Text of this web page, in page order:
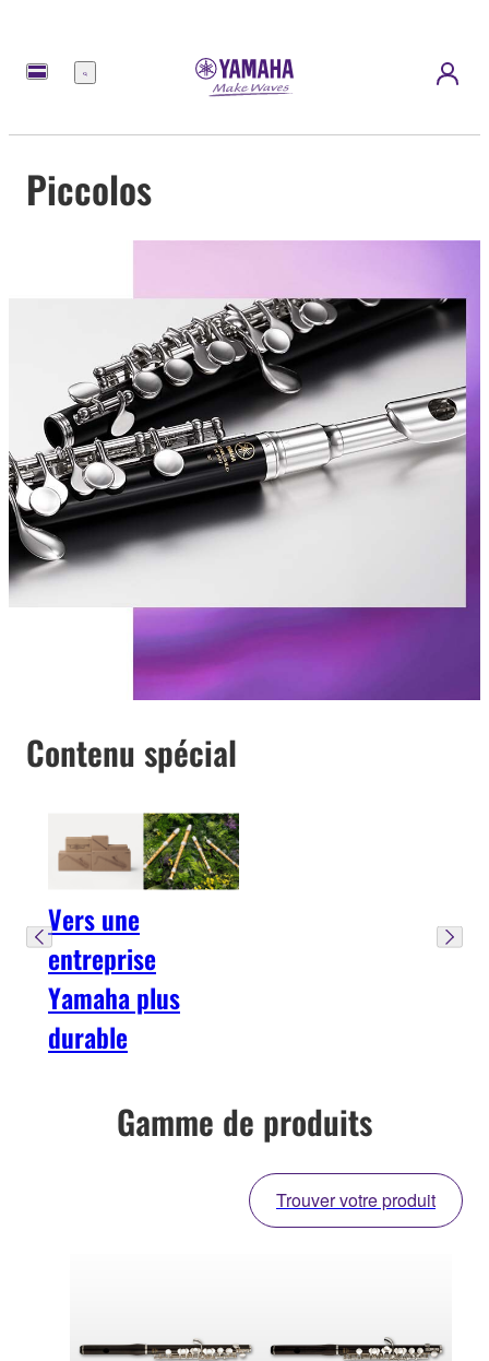
Menu
Piccolos
Contenu spécial
Vers une
entreprise
Yamaha plus
durable
Gamme de produits
Trouver votre produit